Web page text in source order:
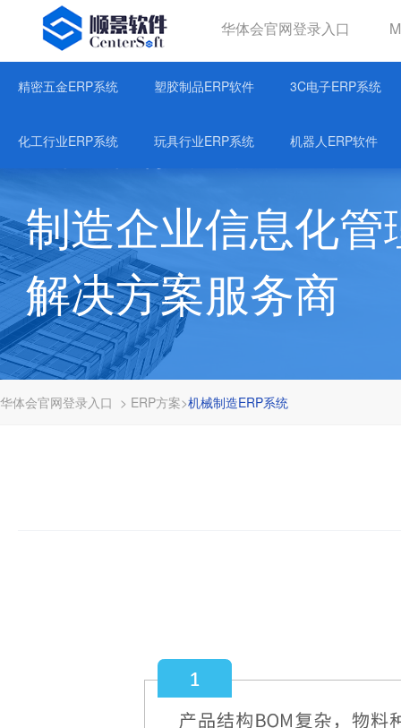
华体会官网登录入口
华体会官网登录入口
精密五金ERP系统 塑胶制品ERP软件 3C电子ERP系统
化工行业ERP系统 玩具行业ERP系统 机器人ERP软件
关于华体育会登录网官网
制造企业信息化管
解决方案服务商
华体会官网登录入口 > ERP方案>机械制造ERP系统